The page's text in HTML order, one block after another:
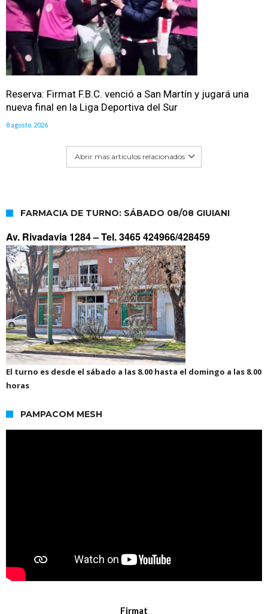
Reserva: Firmat F.B.C. venció a San Martín y jugará una
nueva final en la Liga Deportiva del Sur
8 agosto, 2026
Abrir mas artículos relacionados
FARMACIA DE TURNO: SÁBADO 08/08 GIUIANI
Av. Rivadavia 1284 –Tel. 3465 424966/428459
El turno es desde el sábado a las 8.00 hasta el domingo a las 8.00
horas
PAMPACOM MESH
Firmat